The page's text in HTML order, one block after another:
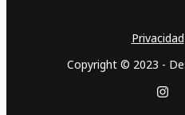
Privacidad
Copyright © 2023 -